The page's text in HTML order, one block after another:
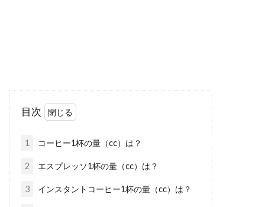
日の男子高校生の食生活
男子高校生は朝・昼・夜のご飯の他に間食を含
めて、一日に2850kcalを必要とします。285...
ガムシロップと砂糖の違いは？甘く
目次
1 コーヒー1杯の量（cc）は？
2 エスプレッソ1杯の量（cc）は？
3 インスタントコーヒー1杯の量（cc）は？